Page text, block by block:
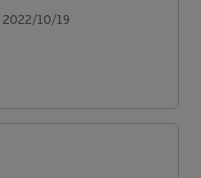
2022/10/19